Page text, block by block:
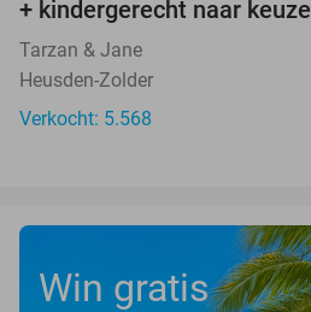
+ kindergerecht naar keuze
Tarzan & Jane
Heusden-Zolder
Verkocht: 5.568
Win gratis